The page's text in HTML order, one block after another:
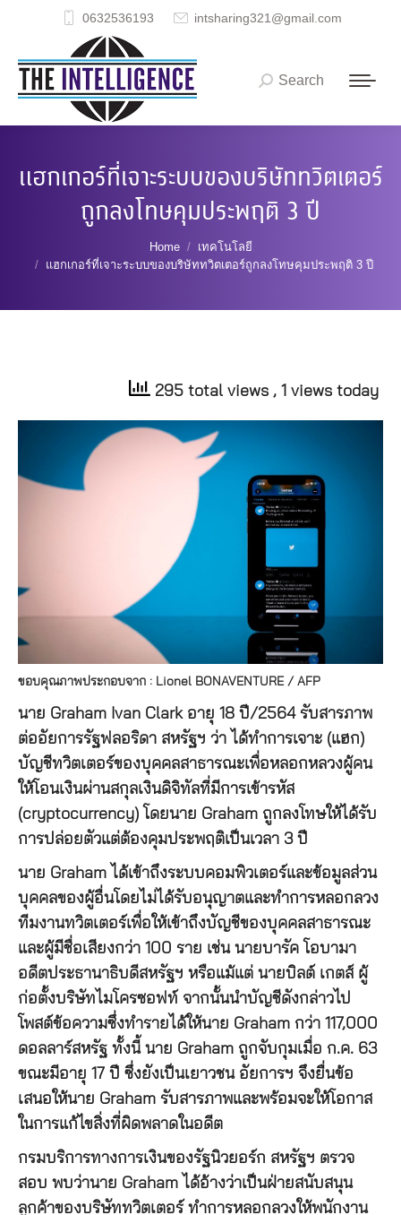
0632536193 intsharing321@gmail.com
Search:
Search
แฮกเกอร์ที่เจาะระบบของบริษัททวิตเตอร์
ถูกลงโทษคุมประพฤติ 3 ปี
Home
เทคโนโลยี
แฮกเกอร์ที่เจาะระบบของบริษัททวิตเตอร์ถูกลงโทษคุมประพฤติ 3 ปี
295 total views , 1 views today
ขอบคุณภาพประกอบจาก : Lionel BONAVENTURE / AFP
นาย Graham Ivan Clark อายุ 18 ปี/2564 รับสารภาพ
ต่ออัยการรัฐฟลอริดา สหรัฐฯ ว่า ได้ทำการเจาะ (แฮก)
บัญชีทวิตเตอร์ของบุคคลสาธารณะเพื่อหลอกหลวงผู้คน
ให้โอนเงินผ่านสกุลเงินดิจิทัลที่มีการเข้ารหัส
(cryptocurrency) โดยนาย Graham ถูกลงโทษให้ได้รับ
การปล่อยตัวแต่ต้องคุมประพฤติเป็นเวลา 3 ปี
นาย Graham ได้เข้าถึงระบบคอมพิวเตอร์และข้อมูลส่วน
บุคคลของผู้อื่นโดยไม่ได้รับอนุญาตและทำการหลอกลวง
ทีมงานทวิตเตอร์เพื่อให้เข้าถึงบัญชีของบุคคลสาธารณะ
และผู้มีชื่อเสียงกว่า 100 ราย เช่น นายบารัค โอบามา
อดีตประธานาธิบดีสหรัฐฯ หรือแม้แต่ นายบิลต์ เกตส์ ผู้
ก่อตั้งบริษัทไมโครซอฟท์ จากนั้นนำบัญชีดังกล่าวไป
โพสต์ข้อความซึ่งทำรายได้ให้นาย Graham กว่า 117,000
ดอลลาร์สหรัฐ ทั้งนี้ นาย Graham ถูกจับกุมเมื่อ ก.ค. 63
ขณะมีอายุ 17 ปี ซึ่งยังเป็นเยาวชน อัยการฯ จึงยื่นข้อ
เสนอให้นาย Graham รับสารภาพและพร้อมจะให้โอกาส
ในการแก้ไขสิ่งที่ผิดพลาดในอดีต
กรมบริการทางการเงินของรัฐนิวยอร์ก สหรัฐฯ ตรวจ
สอบ พบว่านาย Graham ได้อ้างว่าเป็นฝ่ายสนับสนุน
ลูกค้าของบริษัททวิตเตอร์ ทำการหลอกลวงให้พนักงาน